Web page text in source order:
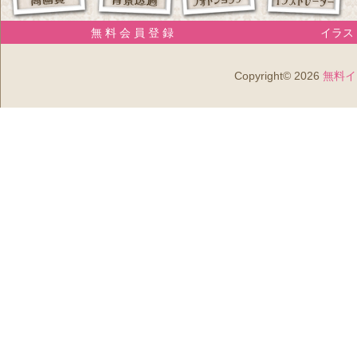
無 料 会 員 登 録 イラス
Copyright© 2026 無料